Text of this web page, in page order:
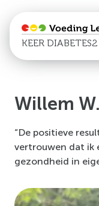
KEER
Willem W.
“De positieve
vertrouwen dat ik
gezondheid in